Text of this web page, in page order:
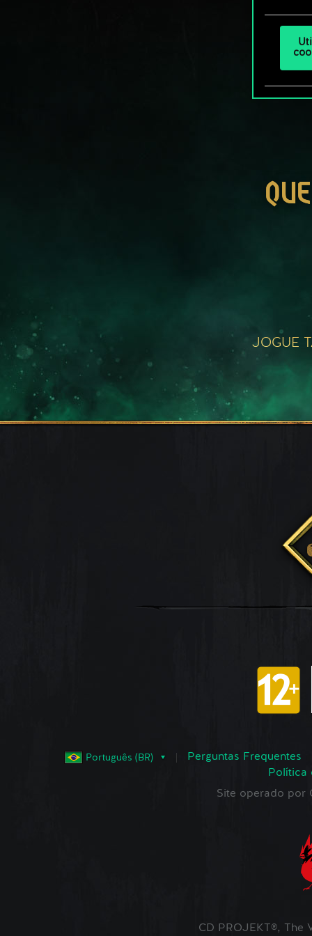
JOGUE
Português (BR) Perguntas Frequentes
Política
Site operado por
CD PROJEKT®, The